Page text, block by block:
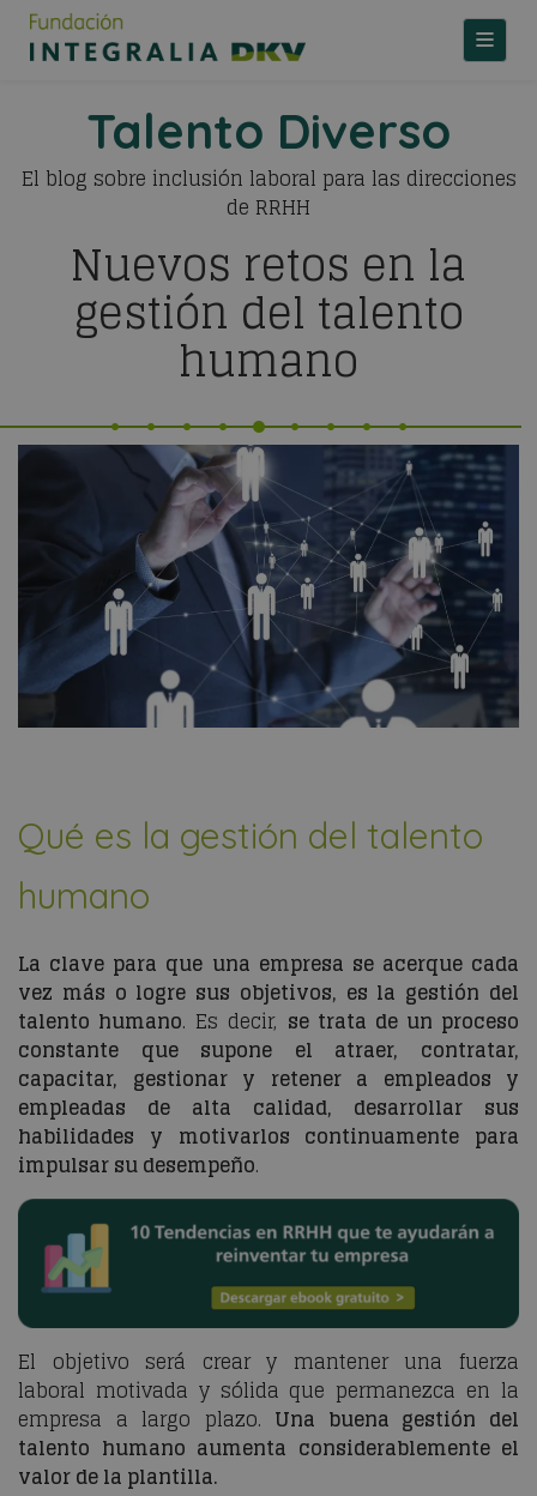
Talento Diverso
El blog sobre inclusión laboral para las direcciones
de RRHH
Nuevos retos en la
gestión del talento
humano
Qué es la gestión del talento
humano
La clave para que una empresa se acerque cada
vez más o logre sus objetivos, es la gestión del
talento humano. Es decir, se trata de un proceso
constante que supone el atraer, contratar,
capacitar, gestionar y retener a empleados y
empleadas de alta calidad, desarrollar sus
habilidades y motivarlos continuamente para
impulsar su desempeño.
El objetivo será crear y mantener una fuerza
laboral motivada y sólida que permanezca en la
empresa a largo plazo. Una buena gestión del
talento humano aumenta considerablemente el
valor de la plantilla.